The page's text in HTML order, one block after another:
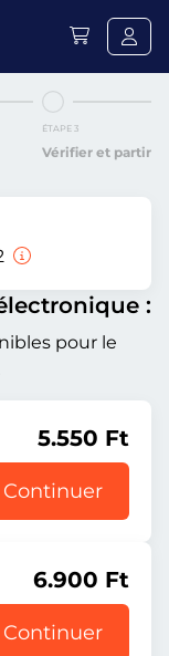
ÉTAPE 3
Vérifier et partir
:
pour le
5.550 Ft
Continuer
6.900 Ft
Continuer